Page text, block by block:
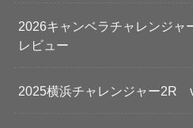
2026キャンベラチャレンジャ
レビュー
2025横浜チャレンジャー2R